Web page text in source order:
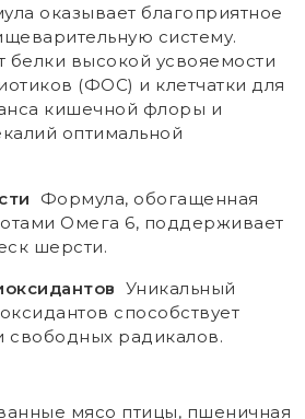
оказывает благоприятное
систему.
высокой усвояемости
(ФОС) и клетчатки для
кишечной флоры и
оптимальной
Формула, обогащенная
Омега 6, поддерживает
шерсти.
Уникальный
способствует
свободных радикалов.
мясо птицы, пшеничная